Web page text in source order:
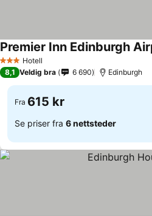
3 StjernerHotell
Premier Inn Edinburgh
8,1 Veldig bra 6 690 Edinburgh
Fra 615 kr
Se priser fra 6 nettsteder